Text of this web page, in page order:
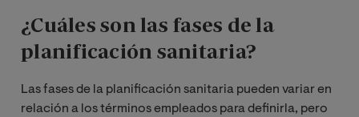
¿Cuáles son las fases de la
planificación sanitaria?
Las fases de la planificación sanitaria pueden variar en
relación a los términos empleados para definirla, pero